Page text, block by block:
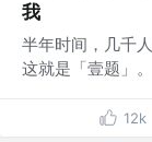
我
半年时间，几千
这就是「壹题」
12k